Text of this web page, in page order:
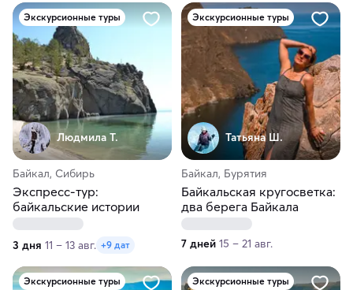
Экскурсионные туры
Людмила Т.
Байкал, Сибирь
Экспресс-тур:
байкальские истории
3 дня 11 – 13 авг. +9 дат
Экскурсионные туры
Татьяна Ш.
Байкал, Бурятия
Байкальская кругосветка:
два берега Байкала
7 дней 15 – 21 авг.
Экскурсионные туры Экскурсионные туры